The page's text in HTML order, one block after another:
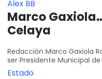
Alex BB
Marco
Celaya
Redacción Marco Gaxiola
ser Presidente Municipal
Estado